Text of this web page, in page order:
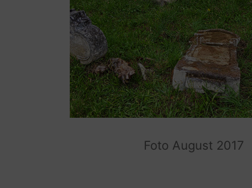
Foto August 2017